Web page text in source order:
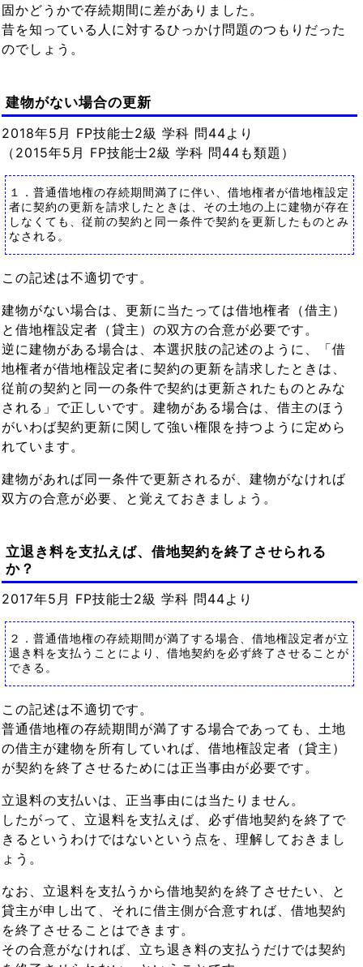
固かどうかで存続期間に差がありました。
昔を知っている人に対するひっかけ問題のつもりだった
のでしょう。
建物がない場合の更新
2018年5月 FP技能士2級 学科 問44より
（2015年5月 FP技能士2級 学科 問44も類題）
１．普通借地権の存続期間満了に伴い、借地権者が借地権設定
者に契約の更新を請求したときは、その土地の上に建物が存在
しなくても、従前の契約と同一条件で契約を更新したものとみ
なされる。
この記述は不適切です。
建物がない場合は、更新に当たっては借地権者（借主）
と借地権設定者（貸主）の双方の合意が必要です。
逆に建物がある場合は、本選択肢の記述のように、「借
地権者が借地権設定者に契約の更新を請求したときは、
従前の契約と同一の条件で契約は更新されたものとみな
される」で正しいです。建物がある場合は、借主のほう
がいわば契約更新に関して強い権限を持つように定めら
れています。
建物があれば同一条件で更新されるが、建物がなければ
双方の合意が必要、と覚えておきましょう。
立退き料を支払えば、借地契約を終了させられる
か？
2017年5月 FP技能士2級 学科 問44より
２．普通借地権の存続期間が満了する場合、借地権設定者が立
退き料を支払うことにより、借地契約を必ず終了させることが
できる。
この記述は不適切です。
普通借地権の存続期間が満了する場合であっても、土地
の借主が建物を所有していれば、借地権設定者（貸主）
が契約を終了させるためには正当事由が必要です。
立退料の支払いは、正当事由には当たりません。
したがって、立退料を支払えば、必ず借地契約を終了で
きるというわけではないという点を、理解しておきまし
ょう。
なお、立退料を支払うから借地契約を終了させたい、と
貸主が申し出て、それに借主側が合意すれば、借地契約
を終了させることはできます。
その合意がなければ、立ち退き料の支払うだけでは契約